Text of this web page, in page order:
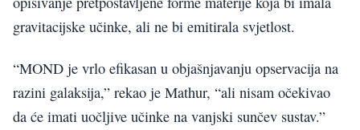
gravitacijske učinke, ali ne bi emitirala svjetlost.
“MOND je vrlo efikasan u objašnjavanju opservacija na
razini galaksija,” rekao je Mathur, “ali nisam očekivao
da će imati uočljive učinke na vanjski sunčev sustav.”